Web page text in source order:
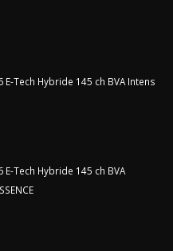
E-Tech Hybride 145 ch BVA Intens
E-Tech Hybride 145 ch BVA